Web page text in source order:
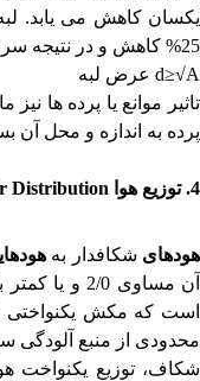
یکسان کاهش می یابد.
25% کاهش و در نتیجه سرعت ربایش 25% افزایش دهد.
d≥√A عرض لبه
تاثیر موانع یا پرده ها نیز
پرده به اندازه و محل آن
4. توزیع هوا Distribution
هودهای شکافدار به
آن مساوی 2/0 و یا کمتر باشد. این نوع
است که مکش یکنواختی
محدودی از منبع
شکاف، توزیع